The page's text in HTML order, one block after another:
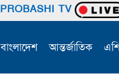
PROBASHI TV
বাংলাদেশ আন্তর্জাতিক